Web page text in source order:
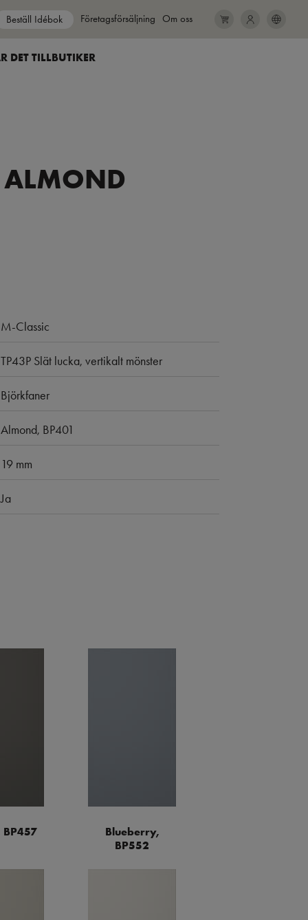
Beställ Idébok Show submenu for
Företagsförsäljning Show submenu for
Om oss
DET TILLBUTIKER
ALMOND
M-Classic
TP43P Slät lucka, vertikalt mönster
Björkfaner
Almond, BP401
19 mm
Ja
BP457
Blueberry,
BP552